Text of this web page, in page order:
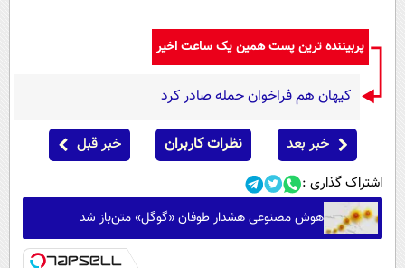
پربیننده ترین پست همین یک ساعت اخیر
کیهان هم فراخوان حمله صادر کرد
خبر بعد نظرات کاربران خبر قبل
اشتراک گذاری :
هوش مصنوعی هشدار طوفان «گوگل» متن‌باز شد